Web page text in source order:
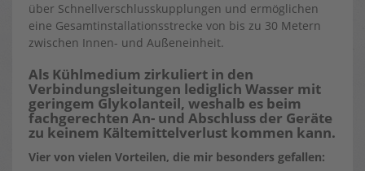
über Schnellverschlusskupplungen und ermöglichen
eine Gesamtinstallationsstrecke von bis zu 30 Metern
zwischen Innen- und Außeneinheit.
Als Kühlmedium zirkuliert in den
Verbindungsleitungen lediglich Wasser mit
geringem Glykolanteil, weshalb es beim
fachgerechten An- und Abschluss der Geräte
zu keinem Kältemittelverlust kommen kann.
Vier von vielen Vorteilen, die mir besonders gefallen: